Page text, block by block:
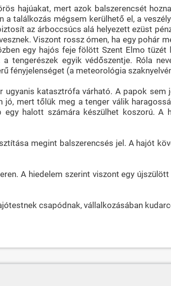
hajúakat, mert azok balszerencsét
találkozás mégsem kerülhető el, a
az árboccsúcs alá helyezett ezüst
Viszont rossz ómen, ha egy pohár
egy hajós feje fölött Szent Elmo
tengerészek egyik védőszentje. Róla
fényjelenséget (a meteorológia
katasztrófa várható. A papok
mert tőlük meg a tenger válik
halott számára készülhet koszorú. A
megint balszerencsés jel. A hajót
A hiedelem szerint viszont egy
csapódnak, vállalkozásában